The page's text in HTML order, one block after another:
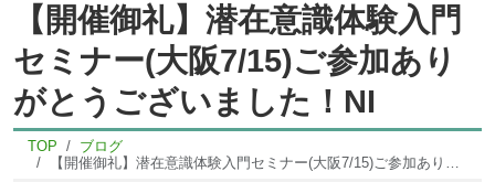
【開催御礼】潜在意識体験入門
セミナー(大阪7/15)ご参加あり
がとうございました！NI
TOP
ブログ
【開催御礼】潜在意識体験入門セミナー(大阪7/15)ご参加ありがとうございました！NI